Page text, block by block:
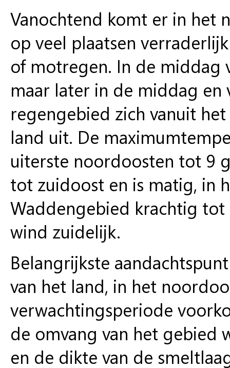
Vanochtend komt er in het
op veel plaatsen
of motregen. In de middag
maar later in de middag
regengebied zich vanuit
land uit. De
uiterste noordoosten tot 9
tot zuidoost en is matig, in
Waddengebied krachtig tot
wind zuidelijk.
Belangrijkste
van het land, in het
verwachtingsperiode
de omvang van het gebied
en de dikte van de